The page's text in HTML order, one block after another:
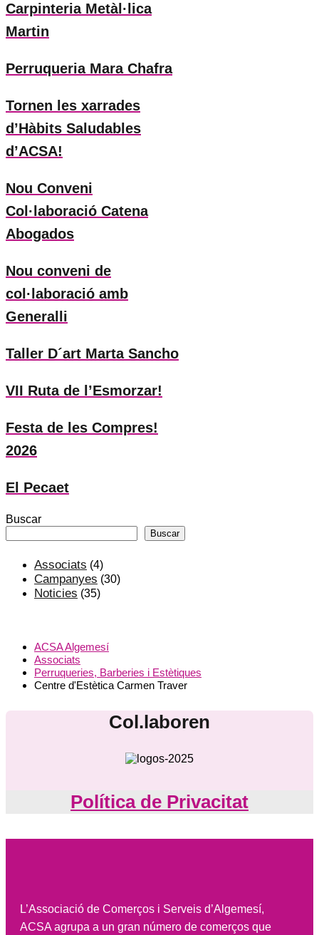
Carpinteria Metàl·lica
Martin
Perruqueria Mara Chafra
Tornen les xarrades
d’Hàbits Saludables
d’ACSA!
Nou Conveni
Col·laboració Catena
Abogados
Nou conveni de
col·laboració amb
Generalli
Taller D´art Marta Sancho
VII Ruta de l’Esmorzar!
Festa de les Compres!
2026
El Pecaet
Buscar
Buscar
Associats (4)
Campanyes (30)
Noticies (35)
ACSA Algemesí
Associats
Perruqueries, Barberies i Estètiques
Centre d'Estètica Carmen Traver
Col.laboren
Política de Privacitat
L’Associació de Comerços i Serveis d’Algemesí,
ACSA agrupa a un gran número de comerços que